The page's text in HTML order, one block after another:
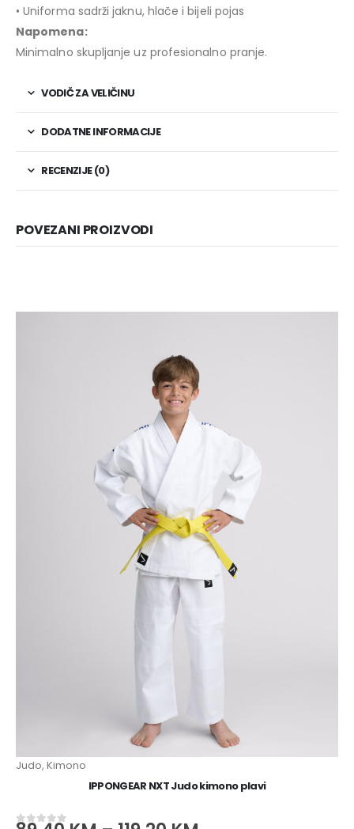
• Uniforma sadrži jaknu, hlače i bijeli pojas
Napomena:
Minimalno skupljanje uz profesionalno pranje.
VODIČ ZA VELIČINU
DODATNE INFORMACIJE
RECENZIJE (0)
POVEZANI PROIZVODI
Judo, Kimono
IPPONGEAR NXT Judo kimono plavi